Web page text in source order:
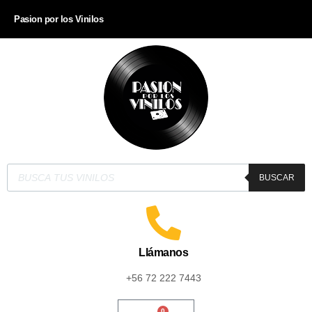
Pasion por los Vinilos
BUSCAR
Llámanos
+56 72 222 7443